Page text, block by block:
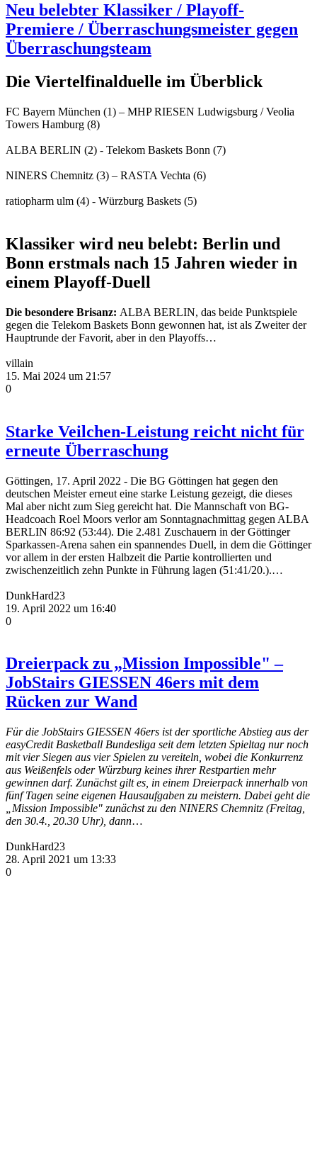
Neu belebter Klassiker / Playoff-
Premiere / Überraschungsmeister gegen
Überraschungsteam
Die Viertelfinalduelle im Überblick
FC Bayern München (1) – MHP RIESEN Ludwigsburg / Veolia
Towers Hamburg (8)
ALBA BERLIN (2) - Telekom Baskets Bonn (7)
NINERS Chemnitz (3) – RASTA Vechta (6)
ratiopharm ulm (4) - Würzburg Baskets (5)
Klassiker wird neu belebt: Berlin und
Bonn erstmals nach 15 Jahren wieder in
einem Playoff-Duell
Die besondere Brisanz: ALBA BERLIN, das beide Punktspiele
gegen die Telekom Baskets Bonn gewonnen hat, ist als Zweiter der
Hauptrunde der Favorit, aber in den Playoffs…
villain
15. Mai 2024 um 21:57
0
Starke Veilchen-Leistung reicht nicht für
erneute Überraschung
Göttingen, 17. April 2022 - Die BG Göttingen hat gegen den
deutschen Meister erneut eine starke Leistung gezeigt, die dieses
Mal aber nicht zum Sieg gereicht hat. Die Mannschaft von BG-
Headcoach Roel Moors verlor am Sonntagnachmittag gegen ALBA
BERLIN 86:92 (53:44). Die 2.481 Zuschauern in der Göttinger
Sparkassen-Arena sahen ein spannendes Duell, in dem die Göttinger
vor allem in der ersten Halbzeit die Partie kontrollierten und
zwischenzeitlich zehn Punkte in Führung lagen (51:41/20.).…
DunkHard23
19. April 2022 um 16:40
0
Dreierpack zu „Mission Impossible" –
JobStairs GIESSEN 46ers mit dem
Rücken zur Wand
Für die JobStairs GIESSEN 46ers ist der sportliche Abstieg aus der
easyCredit Basketball Bundesliga seit dem letzten Spieltag nur noch
mit vier Siegen aus vier Spielen zu vereiteln, wobei die Konkurrenz
aus Weißenfels oder Würzburg keines ihrer Restpartien mehr
gewinnen darf. Zunächst gilt es, in einem Dreierpack innerhalb von
fünf Tagen seine eigenen Hausaufgaben zu meistern. Dabei geht die
„Mission Impossible" zunächst zu den NINERS Chemnitz (Freitag,
den 30.4., 20.30 Uhr), dann…
DunkHard23
28. April 2021 um 13:33
0